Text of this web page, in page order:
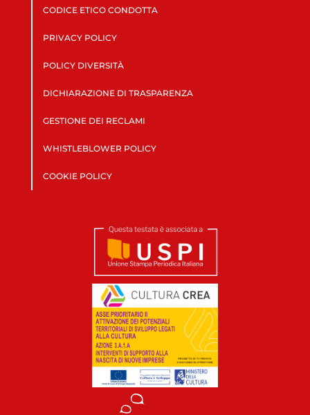
CODICE ETICO CONDOTTA
PRIVACY POLICY
POLICY DIVERSITÀ
DICHIARAZIONE DI TRASPARENZA
GESTIONE DEI RECLAMI
WHISTLEBLOWER POLICY
COOKIE POLICY